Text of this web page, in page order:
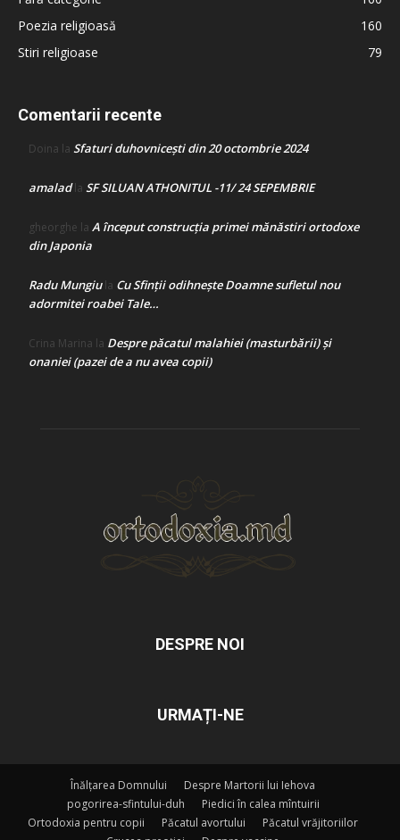
Poezia religioasă
160
Stiri religioase
79
Comentarii recente
Doina la Sfaturi duhovnicești din 20 octombrie 2024
amaladla SF SILUAN ATHONITUL -11/ 24 SEPEMBRIE
gheorghe la A început construcţia primei mănăstiri ortodoxe
din Japonia
Radu Mungiula Cu Sfinții odihnește Doamne sufletul nou
adormitei roabei Tale…
Crina Marina la Despre păcatul malahiei (masturbării) şi
onaniei (pazei de a nu avea copii)
DESPRE NOI
URMAȚI-NE
Înălțarea Domnului
Despre Martorii lui Iehova
pogorirea-sfintului-duh
Piedici în calea mîntuirii
Ortodoxia pentru copii
Păcatul avortului
Păcatul vrăjitoriilor